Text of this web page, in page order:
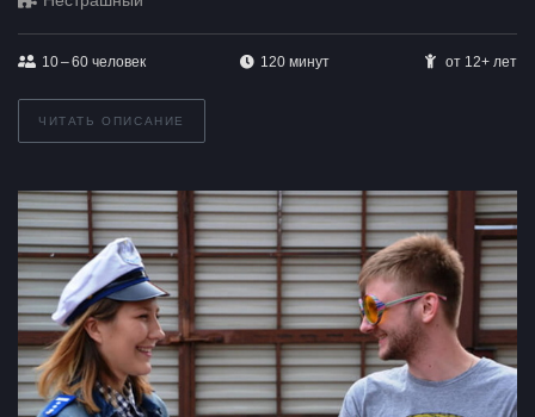
10 – 60 человек 120 минут от 12+ лет
ЧИТАТЬ ОПИСАНИЕ